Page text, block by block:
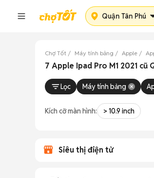
Quận Tân Phú
Chợ Tốt Máy tính bảng Apple
7 Apple Ipad Pro M1 2021 cũ
Lọc Máy tính bảng
Kích cỡ màn hình: > 10.9 inch
Siêu thị điện tử